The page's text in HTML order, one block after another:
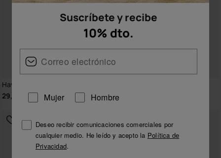
Havaianas Brasil Logo
29,99 €
29,99 €
Suscríbete y recibe
10% dto.
Mujer Hombre
Deseo recibir comunicaciones comerciales por
cualquier medio. He leído y acepto la Política de
Privacidad.